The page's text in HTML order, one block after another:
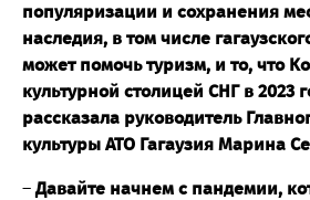
популяризации и сохранения
наследия, в том числе
может помочь туризм, и то, что
культурной столицей СНГ в 2023
рассказала руководитель
культуры АТО Гагаузия Марина
–Давайте начнем с пандемии,